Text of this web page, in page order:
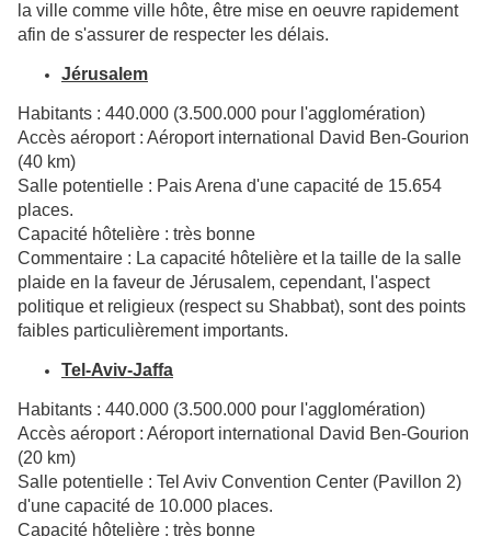
la ville comme ville hôte, être mise en oeuvre rapidement
afin de s'assurer de respecter les délais.
Jérusalem
Habitants : 440.000 (3.500.000 pour l'agglomération)
Accès aéroport : Aéroport international David Ben-Gourion
(40 km)
Salle potentielle : Pais Arena d'une capacité de 15.654
places.
Capacité hôtelière : très bonne
Commentaire : La capacité hôtelière et la taille de la salle
plaide en la faveur de Jérusalem, cependant, l'aspect
politique et religieux (respect su Shabbat), sont des points
faibles particulièrement importants.
Tel-Aviv-Jaffa
Habitants : 440.000 (3.500.000 pour l'agglomération)
Accès aéroport : Aéroport international David Ben-Gourion
(20 km)
Salle potentielle : Tel Aviv Convention Center (Pavillon 2)
d'une capacité de 10.000 places.
Capacité hôtelière : très bonne